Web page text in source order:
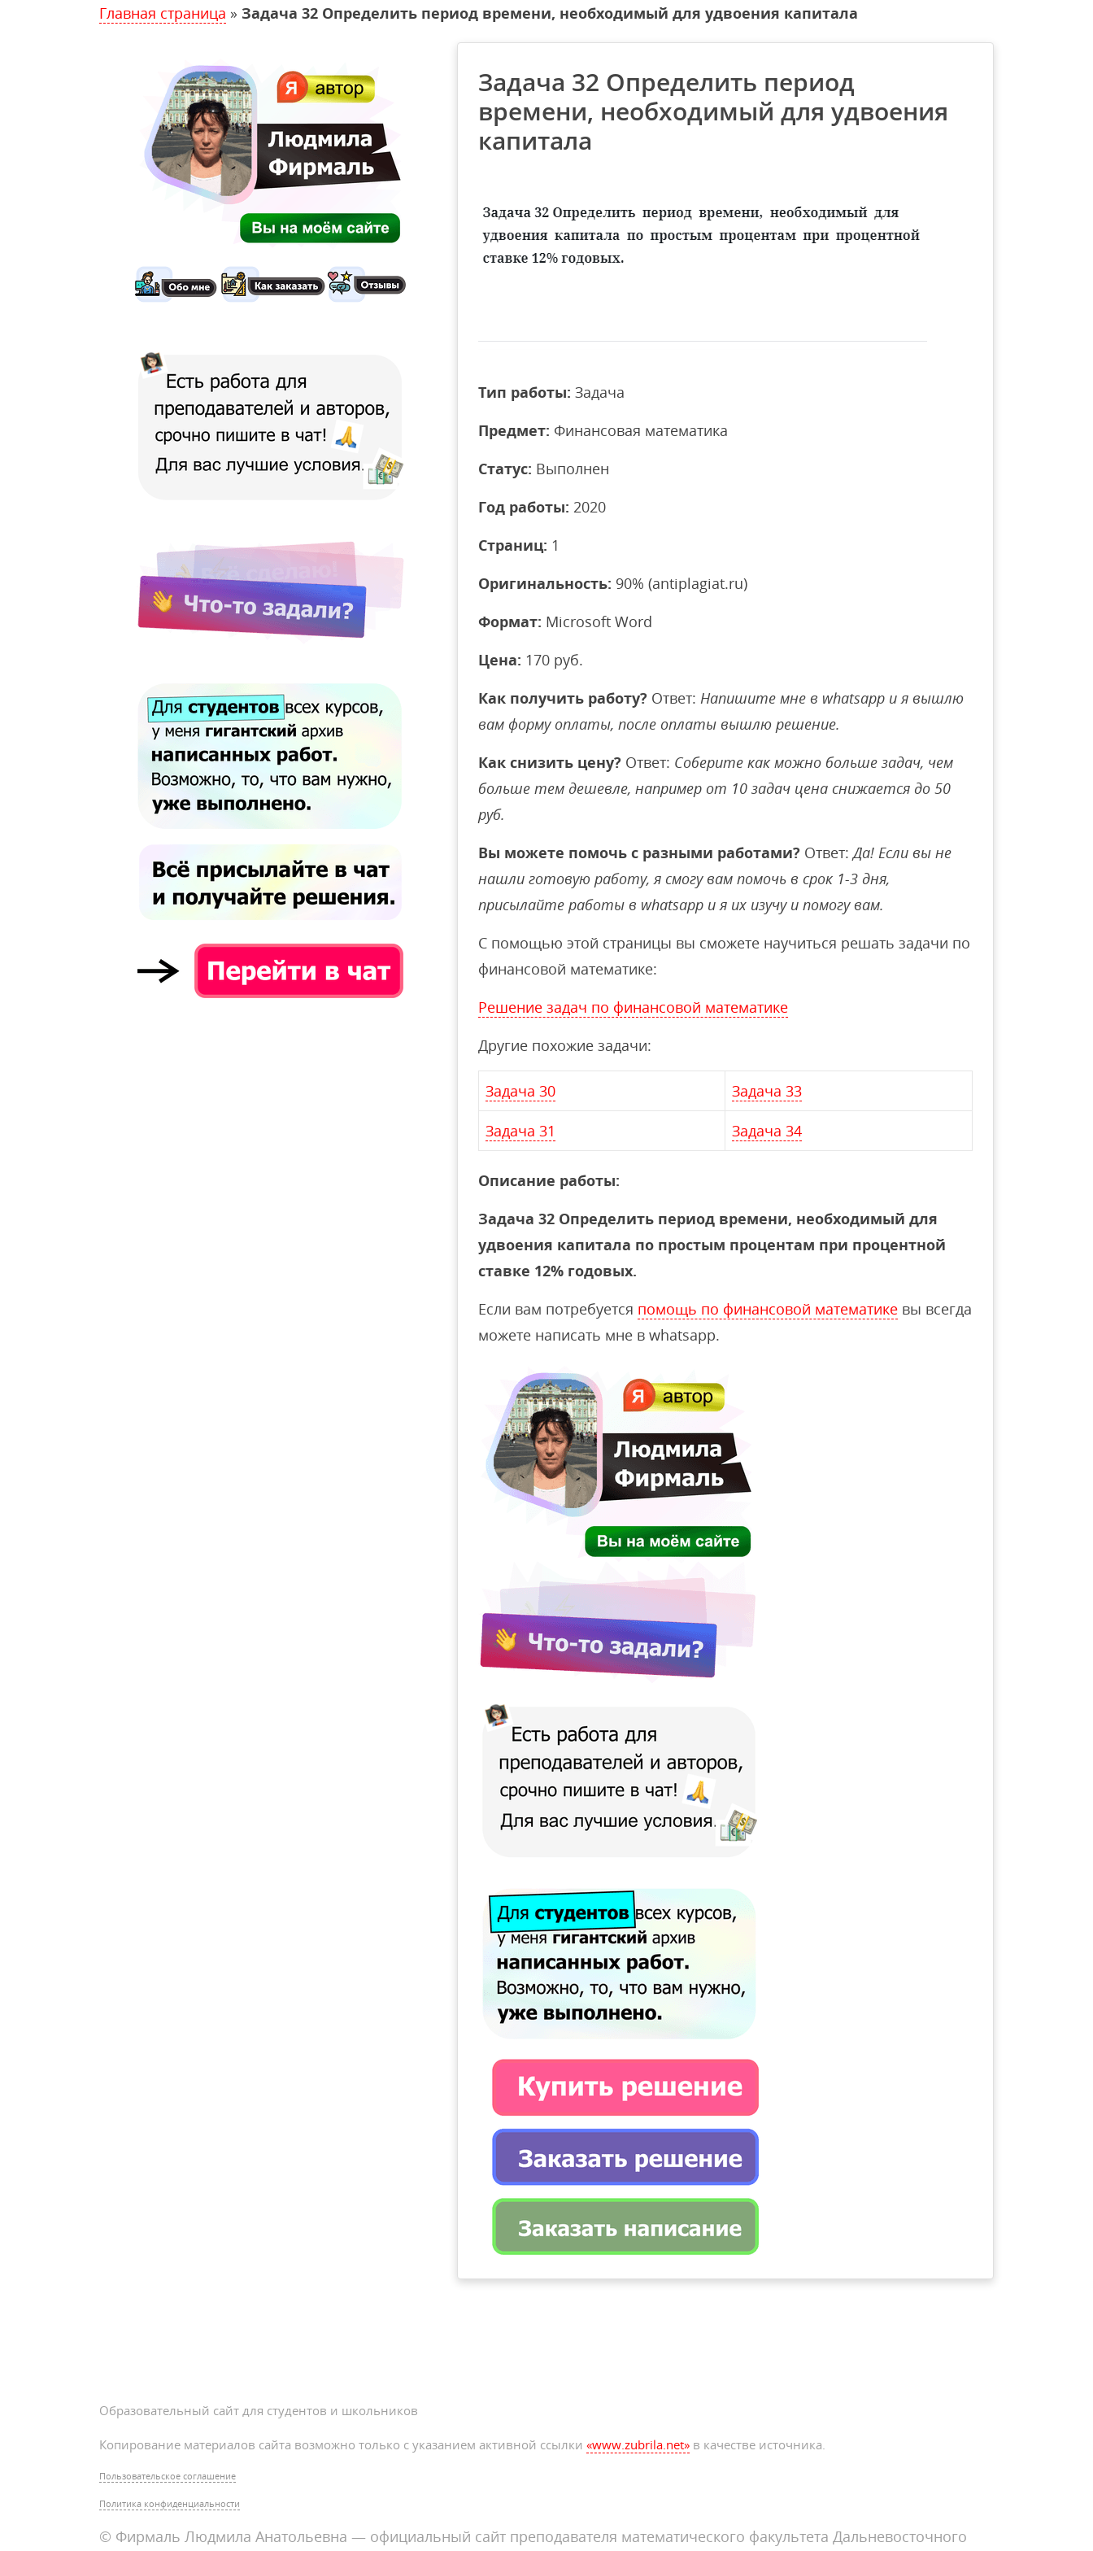
Главная страница » Задача 32 Определить период времени, необходимый для удвоения капитала
Задача 32 Определить период
времени, необходимый для удвоения
капитала
Тип работы: Задача
Предмет: Финансовая математика
Статус: Выполнен
Год работы: 2020
Страниц: 1
Оригинальность: 90% (antiplagiat.ru)
Формат: Microsoft Word
Цена: 170 руб.
Как получить работу? Ответ: Напишите мне в whatsapp и я вышлю
вам форму оплаты, после оплаты вышлю решение.
Как снизить цену? Ответ: Соберите как можно больше задач, чем
больше тем дешевле, например от 10 задач цена снижается до 50
руб.
Вы можете помочь с разными работами? Ответ:Да! Если вы не
нашли готовую работу, я смогу вам помочь в срок 1-3 дня,
присылайте работы в whatsapp и я их изучу и помогу вам.
С помощью этой страницы вы сможете научиться решать задачи по
финансовой математике:
Решение задач по финансовой математике
Другие похожие задачи:
Задача 30 Задача 33
Задача 31 Задача 34
Описание работы:
Задача 32 Определить период времени, необходимый для
удвоения капитала по простым процентам при процентной
ставке 12% годовых.
Если вам потребуется помощь по финансовой математике вы всегда
можете написать мне в whatsapp.
Образовательный сайт для студентов и школьников
Копирование материалов сайта возможно только с указанием активной ссылки «www.zubrila.net» в качестве источника.
Пользовательское соглашение
Политика конфиденциальности
© Фирмаль Людмила Анатольевна — официальный сайт преподавателя математического факультета Дальневосточного